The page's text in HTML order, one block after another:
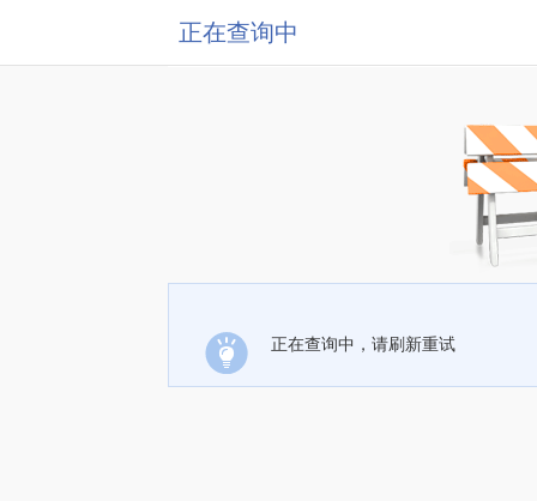
正在查询中
正在查询中，请刷新重试